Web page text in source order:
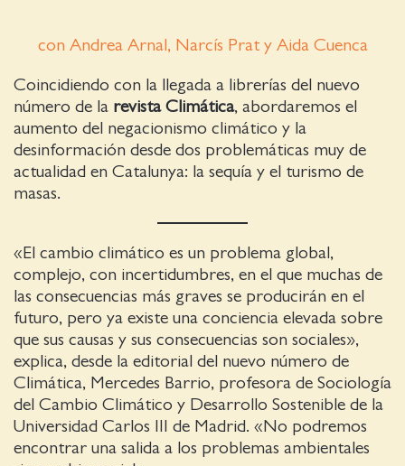
con Andrea Arnal, Narcís Prat y Aida Cuenca
Coincidiendo con la llegada a librerías del nuevo
número de la revista Climática, abordaremos el
aumento del negacionismo climático y la
desinformación desde dos problemáticas muy de
actualidad en Catalunya: la sequía y el turismo de
masas.
«El cambio climático es un problema global,
complejo, con incertidumbres, en el que muchas de
las consecuencias más graves se producirán en el
futuro, pero ya existe una conciencia elevada sobre
que sus causas y sus consecuencias son sociales»,
explica, desde la editorial del nuevo número de
Climática, Mercedes Barrio, profesora de Sociología
del Cambio Climático y Desarrollo Sostenible de la
Universidad Carlos III de Madrid. «No podremos
encontrar una salida a los problemas ambientales